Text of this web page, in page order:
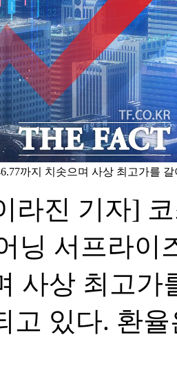
까지 치솟으며 사상 최고가를
라진 기자]
닝 서프라이
사상 최고가
고 있다. 환